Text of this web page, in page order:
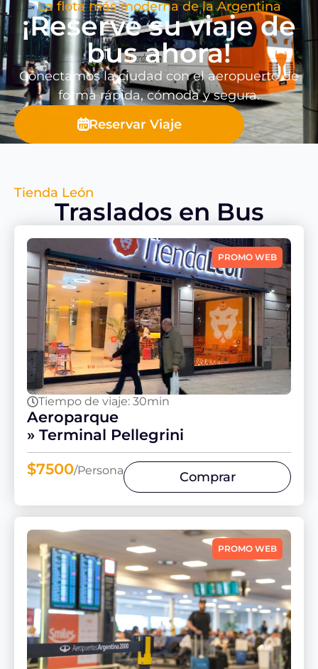
La flota más moderna de la Argentina
¡Reserve su viaje de
bus ahora!
Conectamos la ciudad con el aeropuerto de
forma rápida, cómoda y segura.
Reservar Viaje
Tienda León
Traslados en Bus
PROMO WEB
Tiempo de viaje: 30min
Aeroparque
» Terminal Pellegrini
$7500/Persona Comprar
PROMO WEB